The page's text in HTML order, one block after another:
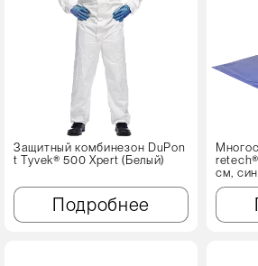
Защитный комбинезон DuPon
t Tyvek® 500 Xpert (Белый)
Подробнее
см,